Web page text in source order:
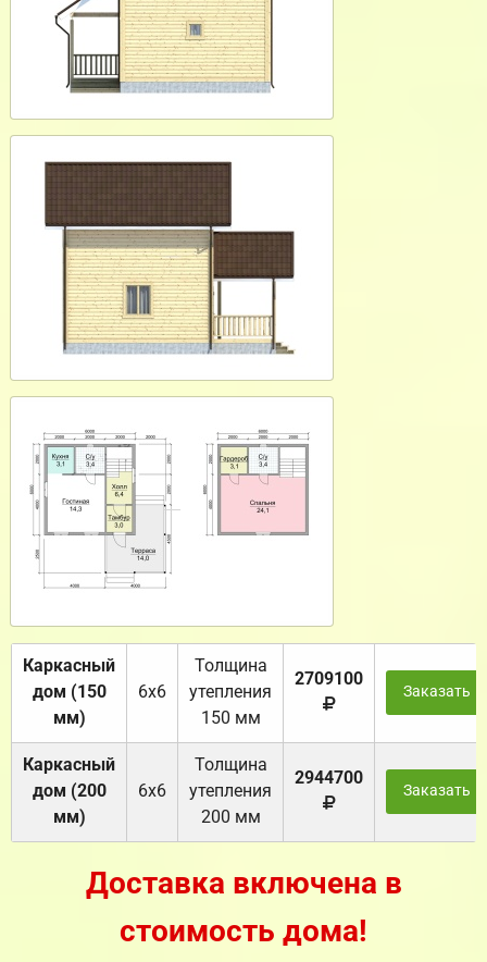
Каркасный
дом (150
мм)
6х6
Толщина
утепления
150 мм
2709100
Заказать
Каркасный
дом (200
мм)
6х6
Толщина
утепления
200 мм
2944700
Заказать
Доставка включена в
стоимость дома!